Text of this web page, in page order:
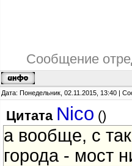
Сообщение
Дата: Понедельник, 02.11.2015, 13:40 |
Цитата Nico ()
а вообще, с
города - мост